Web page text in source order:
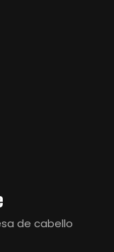
de cabello